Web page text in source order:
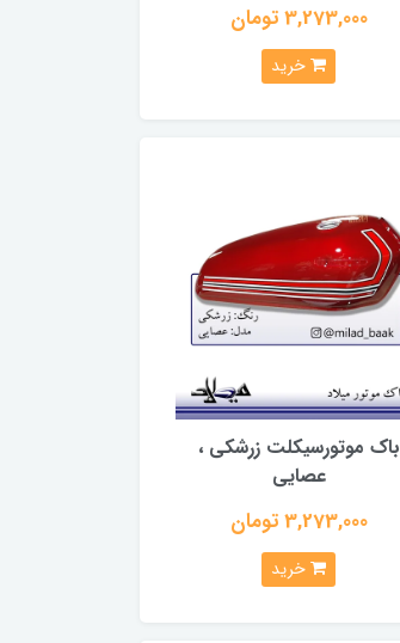
3,273,000 تومان
خرید
باک موتورسیکلت زرشکی ،
عصایی
3,273,000 تومان
خرید